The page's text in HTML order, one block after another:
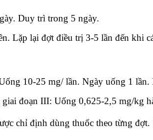
Duy trì trong 5 ngày.
Lặp lại đợt điều trị 3-5 lần đến khi
10-25 mg/ lần. Ngày uống 1 lần.
đoạn III: Uống 0,625-2,5 mg/kg
chỉ định dùng thuốc theo từng